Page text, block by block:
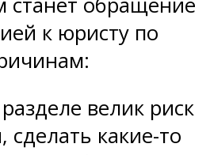
к юристу по
велик риск
сделать какие-то